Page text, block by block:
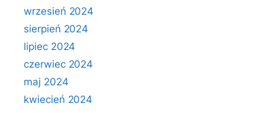
wrzesień 2024
sierpień 2024
lipiec 2024
czerwiec 2024
maj 2024
kwiecień 2024